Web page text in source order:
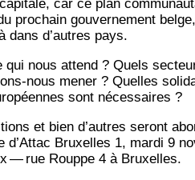
car ce plan
pro­chain gou­ver­ne­ment
dans d’autres pays.
qui nous attend ? Quels
nous mener ? Quelles
sont nécessaires ?
et bien d’autres seront
d’At­tac Bruxelles 1, mar­di 9
— rue Rouppe 4 à Bruxelles.